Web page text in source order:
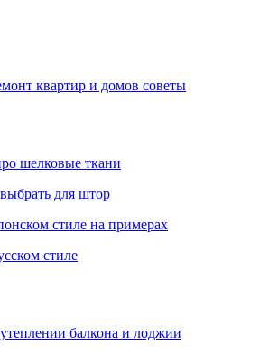
квартир и домов советы
шелковые ткани
для штор
стиле на примерах
стиле
балкона и лоджии